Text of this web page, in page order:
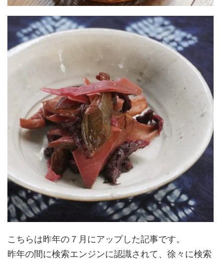
こちらは昨年の７月にアップした記事です。
昨年の間に検索エンジンに認識されて、徐々に検索